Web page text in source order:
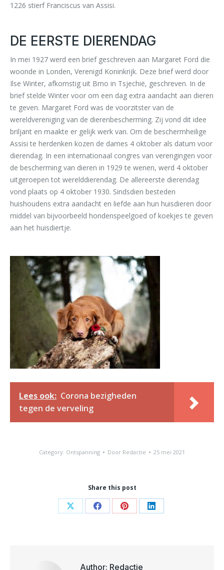
1226 stierf Franciscus van Assisi.
DE EERSTE DIERENDAG
In mei 1927 werd een brief geschreven aan Margaret Ford die
woonde in Londen, Verenigd Koninkrijk. Deze brief werd door
Ilse Winter, afkomstig uit Brno in Tsjechië, geschreven. In de
brief stelde Winter voor om een dag extra aandacht aan dieren
te geven. Margaret Ford was de voorzitster van de
wereldvereniging van de dierenbescherming. Zij vond dit idee
briljant en maakte er gelijk werk van. Om de beschermheilige
Assisi te herdenken kozen de dames 4 oktober als datum voor
dierendag. In een internationaal congres van verengingen voor
de bescherming van dieren in 1929 te wenen, werd 4 oktober
uitgeroepen tot werelddierendag. De allereerste dierendag
vond plaats op 4 oktober 1930. Sindsdien besteden
huishoudens extra aandacht en liefde aan hun huisdieren door
middel van bijvoorbeeld hondenspeelgoed of koekjes te geven
aan het huisdiertje.
Lees ook: Corona bezigheden
tegen de verveling
Category: Ontspanning Door Redactie 25 mei 2021
Share this post
Share Share Share Share
Author: Redactie